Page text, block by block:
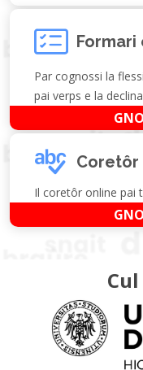
Formari
Par cognossi la
pai verps e la
Coretôr
Il coretôr online pai